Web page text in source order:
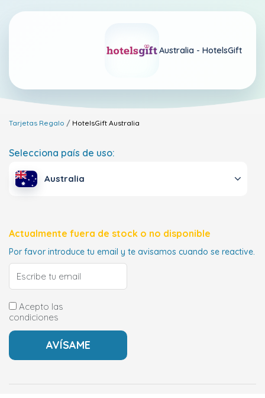
Australia - HotelsGift
Tarjetas Regalo HotelsGift Australia
Selecciona país de uso:
Australia
Actualmente fuera de stock o no disponible
Por favor introduce tu email y te avisamos cuando se reactive.
Acepto las
condiciones